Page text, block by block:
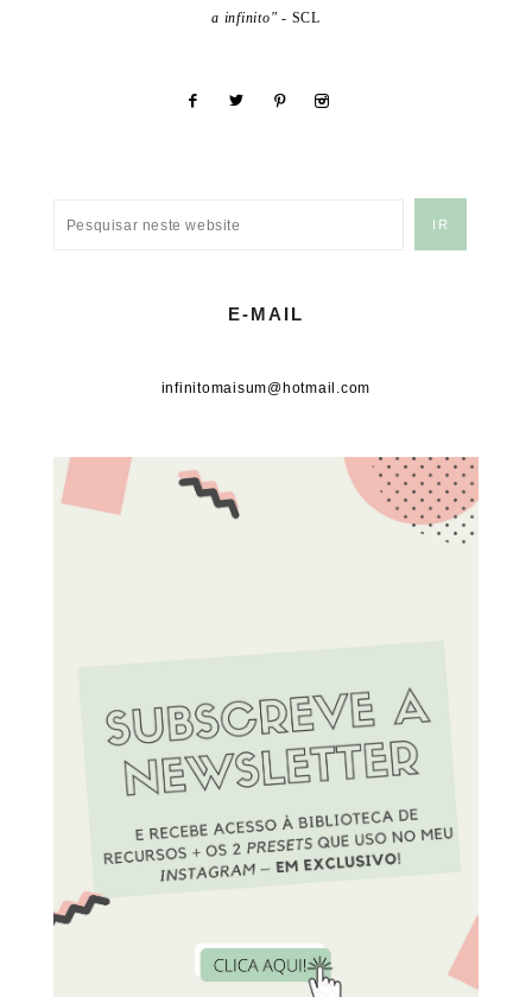
a infinito"- SCL
E-MAIL
infinitomaisum@hotmail.com